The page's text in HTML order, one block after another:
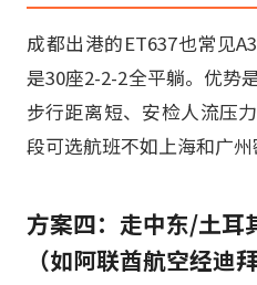
成都出港的ET637也常见
是30座2-2-2全平躺。优势
步行距离短、安检人流压
段可选航班不如上海和广州
方案四：走中东/土耳
（如阿联酋航空经迪